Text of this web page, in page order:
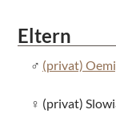
Eltern
(privat)
(privat)